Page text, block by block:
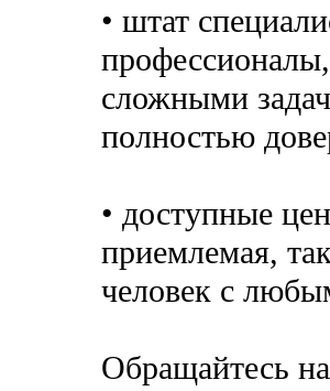
• штат
сложными
полностью
• доступные
приемлемая,
человек с
Обращайтесь